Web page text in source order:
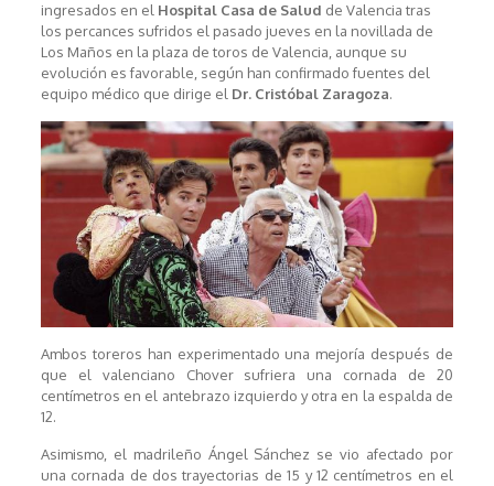
ingresados en el Hospital Casa de Salud de Valencia tras
los percances sufridos el pasado jueves en la novillada de
Los Maños en la plaza de toros de Valencia, aunque su
evolución es favorable, según han confirmado fuentes del
equipo médico que dirige el Dr. Cristóbal Zaragoza.
Ambos toreros han experimentado una mejoría después de
que el valenciano Chover sufriera una cornada de 20
centímetros en el antebrazo izquierdo y otra en la espalda de
12.
Asimismo, el madrileño Ángel Sánchez se vio afectado por
una cornada de dos trayectorias de 15 y 12 centímetros en el